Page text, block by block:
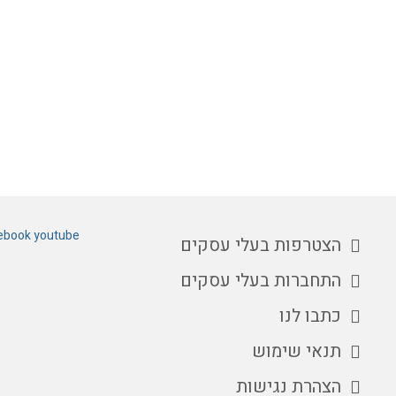
youtube
הצטרפות בעלי עסקים
התחברות בעלי עסקים
כתבו לנו
תנאי שימוש
הצהרת נגישות